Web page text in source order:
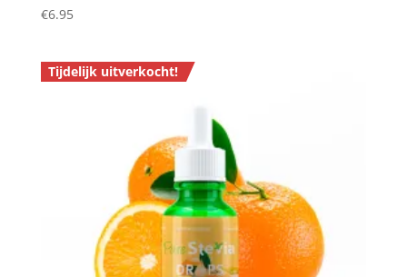
€6.95
Tijdelijk uitverkocht!